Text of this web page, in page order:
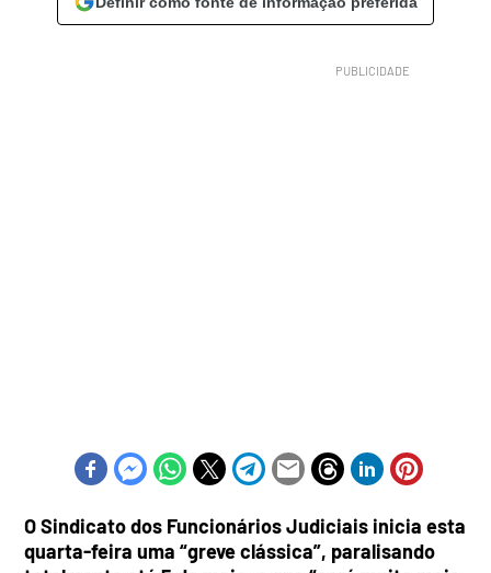
O Sindicato dos Funcionários Judiciais inicia esta
quarta-feira uma “greve clássica”, paralisando